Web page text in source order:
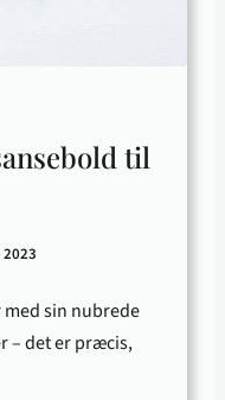
til
sin nubrede
– det er præcis,